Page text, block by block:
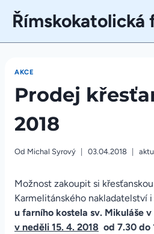
Římskokatolická
AKCE
Prodej
2018
Od Michal Syrový 03.04.2018
Možnost zakoupit si
Karmelitánského nakladatelství
u farního kostela sv. Mikuláše
v neděli 15. 4. 2018 od 7.30 do